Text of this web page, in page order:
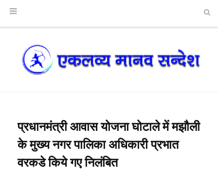
प्रधानमंत्री आवास योजना घोटाले में मझौली
के मुख्य नगर पालिका अधिकारी प्रभात
वरकडे किये गए निलंबित